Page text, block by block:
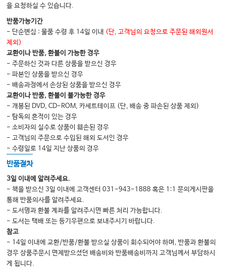
을 요청하실 수 있습니다.
반품가능기간
- 단순변심 : 물품 수령 후 14일 이내 (단, 고객님의 요청으로 주문된 해외원서
제외)
교환이나 반품, 환불이 가능한 경우
- 주문하신 것과 다른 상품을 받으신 경우
- 파본인 상품을 받으신 경우
- 배송과정에서 손상된 상품을 받으신 경우
교환이나 반품, 환불이 불가능한 경우
- 개봉된 DVD, CD-ROM, 카세트테이프 (단, 배송 중 파손된 상품 제외)
- 탐독의 흔적이 있는 경우
- 소비자의 실수로 상품이 훼손된 경우
- 고객님의 주문으로 수입된 해외 도서인 경우
- 수령일로 14일 지난 상품의 경우
반품절차
3일 이내에 알려주세요.
- 책을 받으신 3일 이내에 고객센터 031-943-1888 혹은 1:1 문의게시판을
통해 반품의사를 알려주세요.
- 도서명과 환불 계좌를 알려주시면 빠른 처리 가능합니다.
- 도서는 택배 또는 등기우편으로 보내주시기 바랍니다.
참고
- 14일 이내에 교환/반품/환불 받으실 상품이 회수되어야 하며, 반품과 환불의
경우 상품주문시 면제받으셨던 배송비와 반품배송비까지 고객님께서 부담하시
게 됩니다.